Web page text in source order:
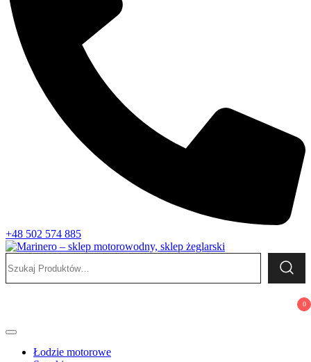
+48 502 574 885
Marinero – sklep motorowodny, sklep żeglarski
Sklep motorowodny, Sklep żeglarski, części do silników,
wyposażenie łodzi motorowych, elektronika morska
0
Łodzie motorowe